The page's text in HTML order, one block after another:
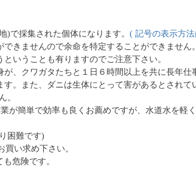
)で採集された個体になります。 ( 記号の表示方
きませんので余命を特定することができませ
いうことも有りますのでご注意下さい。
、クワガタたちと１日６時間以上を共に長年
。また、ダニは生体にとって害があるとされ
。
が簡単で効率も良くお薦めですが、水道水を軽
困難です)
い求め下さい。
危険です。